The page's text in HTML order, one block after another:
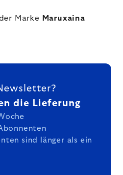
Marke
Maruxaina
die Lieferung
sind länger als ein